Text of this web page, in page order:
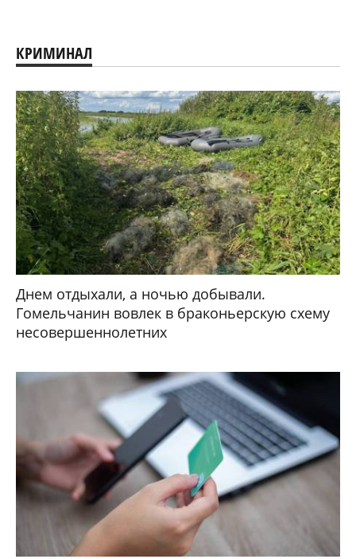
КРИМИНАЛ
Днем отдыхали, а ночью добывали.
Гомельчанин вовлек в браконьерскую схему
несовершеннолетних